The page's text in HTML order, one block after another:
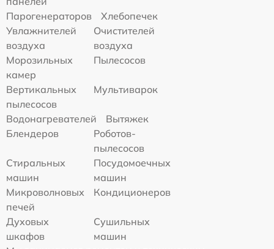
Парогенераторов
Хлебопечек
Увлажнителей
воздуха
Очистителей
воздуха
Морозильных
камер
Пылесосов
Вертикальных
пылесосов
Мультиварок
Водонагревателей
Вытяжек
Блендеров
Роботов-
пылесосов
Стиральных
машин
Посудомоечных
машин
Микроволновых
печей
Кондиционеров
Духовых
шкафов
Сушильных
машин